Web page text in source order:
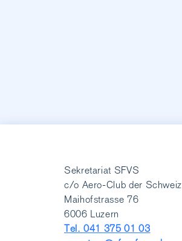
Sekretariat SFVS
c/o Aero-Club der Schweiz
Maihofstrasse 76
6006 Luzern
Tel. 041 375 01 03